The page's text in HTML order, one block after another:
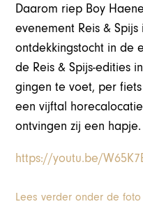
Daarom riep Boy
evenement Reis &
ontdekkingstocht in de
de Reis & Spijs-edities
gingen te voet, per
een vijftal
ontvingen zij een hapje.
https://youtu.be/
Lees verder onder de